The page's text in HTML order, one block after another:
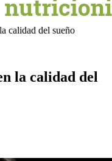
calidad del sueño
la calidad del